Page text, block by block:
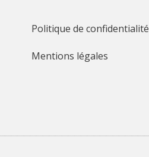
Politique de confidentialité
Mentions légales